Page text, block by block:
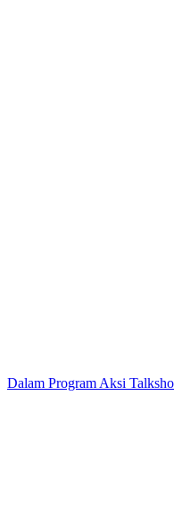
Dalam Program Aksi